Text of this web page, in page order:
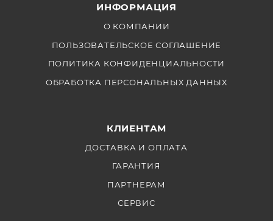
ИНФОРМАЦИЯ
О КОМПАНИИ
ПОЛЬЗОВАТЕЛЬСКОЕ СОГЛАШЕНИЕ
ПОЛИТИКА КОНФИДЕНЦИАЛЬНОСТИ
ОБРАБОТКА ПЕРСОНАЛЬНЫХ ДАННЫХ
КЛИЕНТАМ
ДОСТАВКА И ОПЛАТА
ГАРАНТИЯ
ПАРТНЕРАМ
СЕРВИС